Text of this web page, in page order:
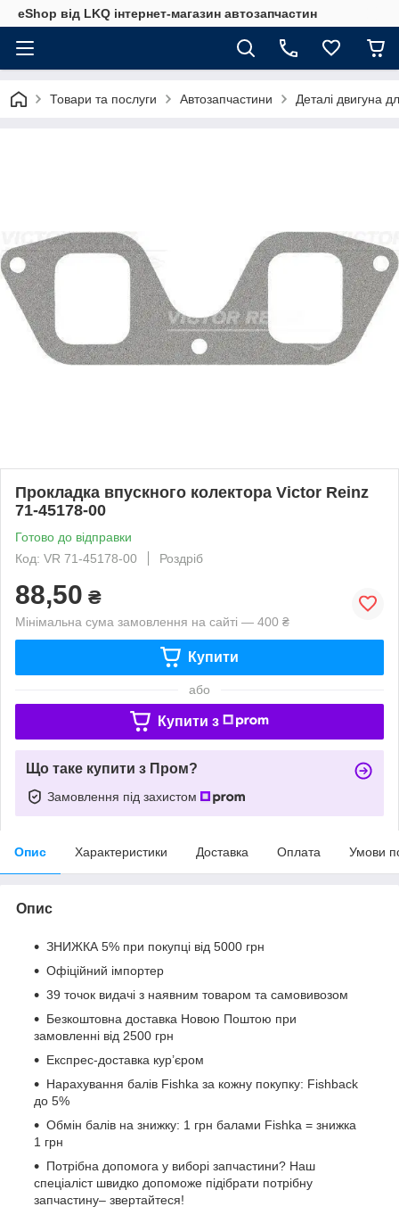
eShop від LKQ інтернет-магазин автозапчастин
Товари та послуги Автозапчастини Деталі двигуна
Прокладка впускного колектора Victor Reinz
71-45178-00
Готово до відправки
Код: VR 71-45178-00
Роздріб
88,50 ₴
Мінімальна сума замовлення на сайті — 400 ₴
Купити
або
Купити з
Що таке купити з Пром?
Замовлення під захистом
Опис Характеристики Доставка Оплата Умови
Опис
ЗНИЖКА 5% при покупці від 5000 грн
Офіційний імпортер
39 точок видачі з наявним товаром та самовивозом
Безкоштовна доставка Новою Поштою при
замовленні від 2500 грн
Експрес-доставка кур’єром
Нарахування балів Fishka за кожну покупку: Fishback
до 5%
Обмін балів на знижку: 1 грн балами Fishka = знижка
1 грн
Потрібна допомога у виборі запчастини? Наш
спеціаліст швидко допоможе підібрати потрібну
запчастину– звертайтеся!